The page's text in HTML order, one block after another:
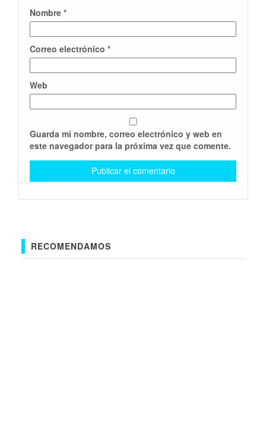
Nombre *
Correo electrónico *
Web
Guarda mi nombre, correo electrónico y web en
este navegador para la próxima vez que comente.
RECOMENDAMOS